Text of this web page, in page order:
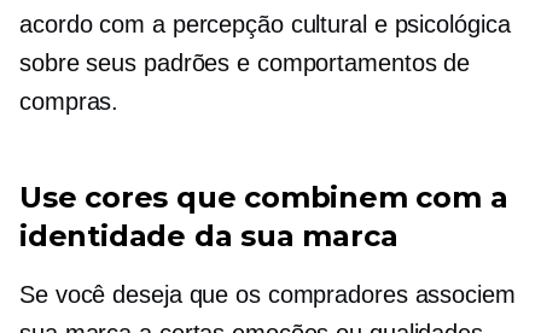
acordo com a percepção cultural e psicológica
sobre seus padrões e comportamentos de
compras.
Use cores que combinem com a
identidade da sua marca
Se você deseja que os compradores associem